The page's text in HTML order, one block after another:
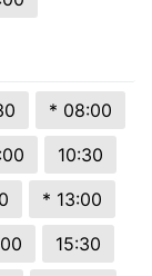
* 08:00
10:30
* 13:00
15:30